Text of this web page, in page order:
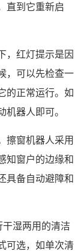
直到它重新启
，红灯提示是因
，可以先检查一
的正常运行。如
机器人即可。
擦窗机器人采用
知窗户的边缘和
具备自动避障和
湿两用的清洁
可选，如单次清